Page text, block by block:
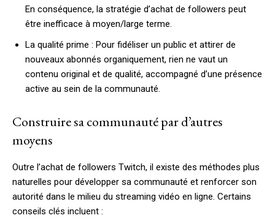
En conséquence, la stratégie d’achat de followers peut
être inefficace à moyen/large terme.
La qualité prime : Pour fidéliser un public et attirer de
nouveaux abonnés organiquement, rien ne vaut un
contenu original et de qualité, accompagné d’une présence
active au sein de la communauté.
Construire sa communauté par d’autres
moyens
Outre l’achat de followers Twitch, il existe des méthodes plus
naturelles pour développer sa communauté et renforcer son
autorité dans le milieu du streaming vidéo en ligne. Certains
conseils clés incluent :